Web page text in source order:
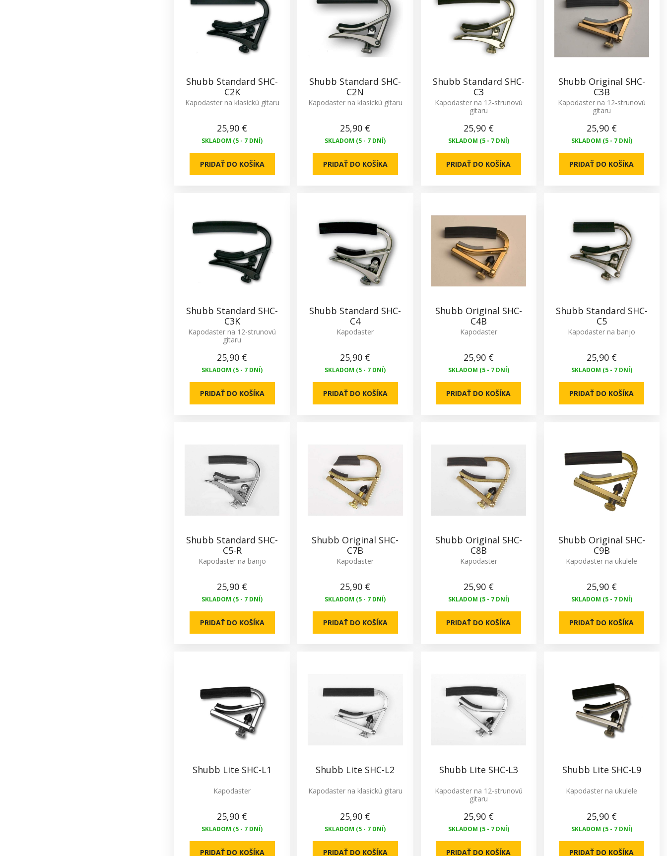
Shubb Standard SHC-
C2K
Kapodaster na klasickú gitaru
25,90 €
SKLADOM (5 - 7 DNÍ)
PRIDAŤ DO KOŠÍKA
Shubb Standard SHC-
C2N
Kapodaster na klasickú gitaru
25,90 €
SKLADOM (5 - 7 DNÍ)
PRIDAŤ DO KOŠÍKA
Shubb Standard SHC-
C3
Kapodaster na 12-strunovú
gitaru
25,90 €
SKLADOM (5 - 7 DNÍ)
PRIDAŤ DO KOŠÍKA
Shubb Original SHC-
C3B
Kapodaster na 12-strunovú
gitaru
25,90 €
SKLADOM (5 - 7 DNÍ)
PRIDAŤ DO KOŠÍKA
Shubb Standard SHC-
C3K
Kapodaster na 12-strunovú
gitaru
25,90 €
SKLADOM (5 - 7 DNÍ)
PRIDAŤ DO KOŠÍKA
Shubb Standard SHC-
C4
Kapodaster
25,90 €
SKLADOM (5 - 7 DNÍ)
PRIDAŤ DO KOŠÍKA
Shubb Original SHC-
C4B
Kapodaster
25,90 €
SKLADOM (5 - 7 DNÍ)
PRIDAŤ DO KOŠÍKA
Shubb Standard SHC-
C5
Kapodaster na banjo
25,90 €
SKLADOM (5 - 7 DNÍ)
PRIDAŤ DO KOŠÍKA
Shubb Standard SHC-
C5-R
Kapodaster na banjo
25,90 €
SKLADOM (5 - 7 DNÍ)
PRIDAŤ DO KOŠÍKA
Shubb Original SHC-
C7B
Kapodaster
25,90 €
SKLADOM (5 - 7 DNÍ)
PRIDAŤ DO KOŠÍKA
Shubb Original SHC-
C8B
Kapodaster
25,90 €
SKLADOM (5 - 7 DNÍ)
PRIDAŤ DO KOŠÍKA
Shubb Original SHC-
C9B
Kapodaster na ukulele
25,90 €
SKLADOM (5 - 7 DNÍ)
PRIDAŤ DO KOŠÍKA
Shubb Lite SHC-L1
Kapodaster
25,90 €
SKLADOM (5 - 7 DNÍ)
PRIDAŤ DO KOŠÍKA
Shubb Lite SHC-L2
Kapodaster na klasickú gitaru
25,90 €
SKLADOM (5 - 7 DNÍ)
PRIDAŤ DO KOŠÍKA
Shubb Lite SHC-L3
Kapodaster na 12-strunovú
gitaru
25,90 €
SKLADOM (5 - 7 DNÍ)
PRIDAŤ DO KOŠÍKA
Shubb Lite SHC-L9
Kapodaster na ukulele
25,90 €
SKLADOM (5 - 7 DNÍ)
PRIDAŤ DO KOŠÍKA